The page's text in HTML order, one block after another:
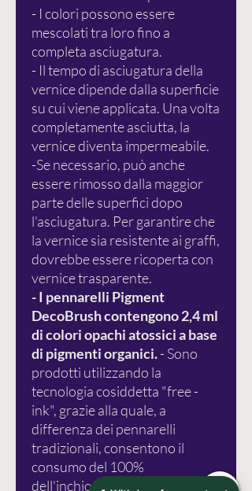
- I colori possono essere
mescolati tra loro fino a
completa asciugatura.
- Il tempo di asciugatura della
vernice dipende dalla superficie
su cui viene applicata. Una volta
completamente asciutta, la
vernice diventa impermeabile.
-Se necessario, può anche
essere rimosso dalla maggior
parte delle superfici dopo
l'asciugatura. Per garantire che
la vernice sia resistente ai graffi,
dovrebbe essere ricoperta con
vernice trasparente.
- I pennarelli Pigment
DecoBrush contengono 2,4 ml
di colori opachi atossici a base
di pigmenti organici.- Sono
prodotti utilizzando la
tecnologia cosiddetta "free -
ink", grazie alla quale, a
differenza dei pennarelli
tradizionali, consentono il
consumo del 100%
dell'inchiostro in essi